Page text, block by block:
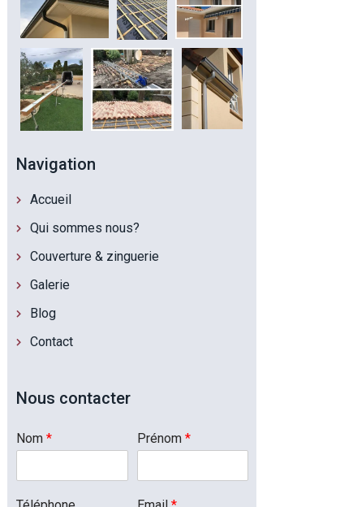
Navigation
Accueil
Qui sommes nous?
Couverture & zinguerie
Galerie
Blog
Contact
Nous contacter
Nom * Prénom *